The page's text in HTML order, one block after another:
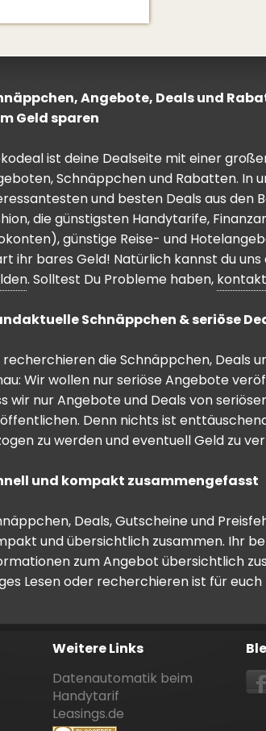
Angebote, Deals und
Geld sparen
ist deine Dealseite mit einer
Schnäppchen und Rabatten. In
und besten Deals aus den
die günstigsten Handytarife,
günstige Reise- und
ihr bares Geld! Natürlich kannst du
. Solltest Du Probleme haben,
Schnäppchen & seriöse
recherchieren die Schnäppchen, Deals
Wir wollen nur seriöse Angebote
wir nur Angebote und Deals von
Denn nichts ist
zu werden und eventuell Geld zu
und kompakt zusammengefasst
Deals, Gutscheine und
und übersichtlich zusammen. Ihr
zum Angebot übersichtlich
Lesen oder recherchieren ist für
Weitere Links
Datenautomatik beim
Handytarif
Leasings.de